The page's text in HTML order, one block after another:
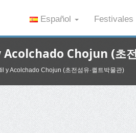
Español Festivales
Chojun (초전
y Acolchado Chojun (초전섬유·퀼트박물관)